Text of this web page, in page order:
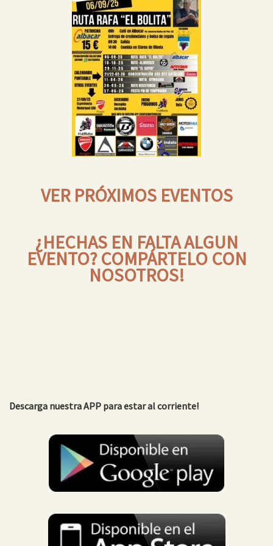
VER PRÓXIMOS EVENTOS
¿HECHAS EN FALTA ALGUN
EVENTO? COMPÁRTELO CON
NOSOTROS!
Descarga nuestra APP para estar al corriente!